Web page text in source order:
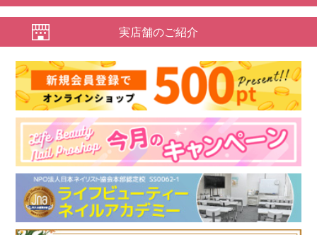
実店舗のご紹介